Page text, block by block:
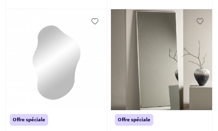
Offre spéciale Offre spéciale